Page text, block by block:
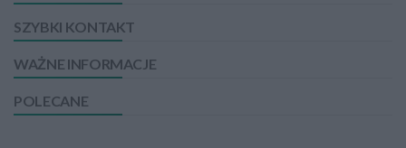
SZYBKI KONTAKT
WAŻNE INFORMACJE
POLECANE